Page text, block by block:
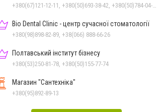
спеціалізована школа" О.Данько
Bio Dental Clinic - центр сучасної стоматології
+380(98)898-82-89, +38(066) 888-66-26
Полтавський інститут бізнесу
+380(53)250-81-78, +380(50)155-77-74
Магазин "Сантехніка"
+380(95)892-89-13